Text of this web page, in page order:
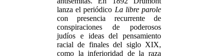
lanza el periódico La libre parole
con presencia recurrente de
conspiraciones de poderosos
judíos e ideas del pensamiento
racial de finales del siglo XIX,
como la inferioridad de la raza